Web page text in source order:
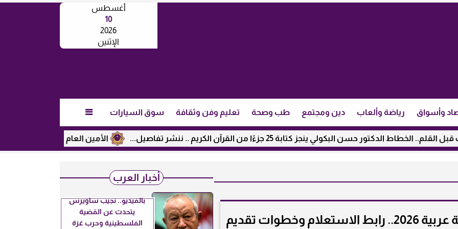
أغسطس
10
2026
الإثنين
وأسواق رياضة وألعاب دين ومجتمع طب وصحة تعليم وفن وثقافة سوق السيارات 
الأمين العام لرابطة الجامعات حسن البكولي ينجز كتابة 25 جزءًا من القرآن الكريم .. ننشر تفاصيل...
نتيجة مسابقة معلم مساعد لغة عربية 2026.. رابط الاستعلام وخطوات تقديم
أخبار العرب
بالفيديو.. نجيب ساويرس
يتحدث عن القضية
الفلسطينية وحرب غزة